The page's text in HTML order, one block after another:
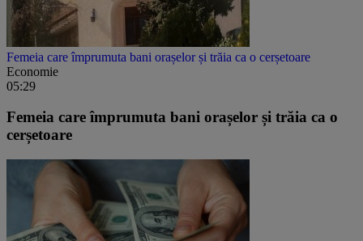
Femeia care împrumuta bani orașelor și trăia ca o cerșetoare
Economie
05:29
Femeia care împrumuta bani orașelor și trăia ca o
cerșetoare